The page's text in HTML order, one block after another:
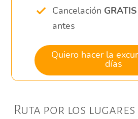
Cancelación GRATIS
antes
Quiero hacer la
días
Ruta por los lugares